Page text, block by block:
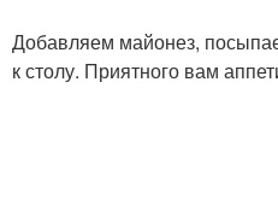
Добавляем майонез,
к столу. Приятного вам